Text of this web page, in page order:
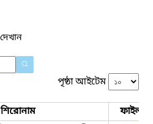
পৃষ্ঠা আইটেম
শিরোনাম
ফাইল